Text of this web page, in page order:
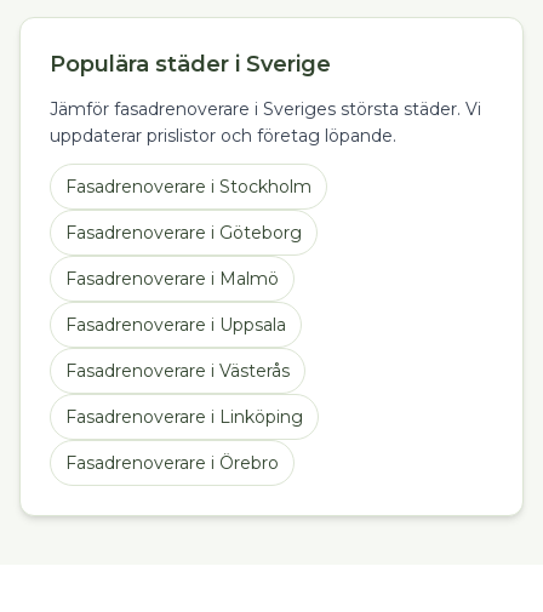
Populära städer i Sverige
Jämför fasadrenoverare i Sveriges största städer. Vi
uppdaterar prislistor och företag löpande.
Fasadrenoverare i Stockholm
Fasadrenoverare i Göteborg
Fasadrenoverare i Malmö
Fasadrenoverare i Uppsala
Fasadrenoverare i Västerås
Fasadrenoverare i Linköping
Fasadrenoverare i Örebro